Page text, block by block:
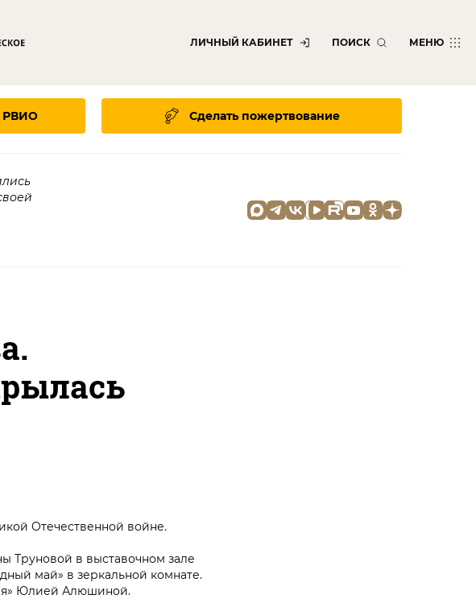
ЛИЧНЫЙ КАБИНЕТ ПОИСК МЕНЮ
РВИО Сделать пожертвование
Отечественной войне.
Труновой в выставочном зале
май» в зеркальной комнате.
Юлией Алюшиной.